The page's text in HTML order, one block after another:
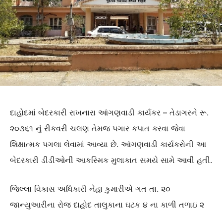
દાહોદમાં બેદરકારી રાખનારા આંગણવાડી કાર્યકર – તેડાગરને રૂ.
૨૦૩૬૧ નું રીકવરી ચલણ તેમજ પગાર કપાત કરવા જેવા
શિક્ષાત્મક પગલા લેવામાં આવ્યા છે. આંગણવાડી કાર્યકરોની આ
બેદરકારી ડીડીઓની આકસ્મિક મુલાકાત સમયે સામે આવી હતી.
જિલ્લા વિકાસ અધિકારી નેહા કુમારીએ ગત તા. ૨૦
જાન્યુઆરીના રોજ દાહોદ તાલુકાના ઘટક ૪ ના કાળી તળાઇ ૨